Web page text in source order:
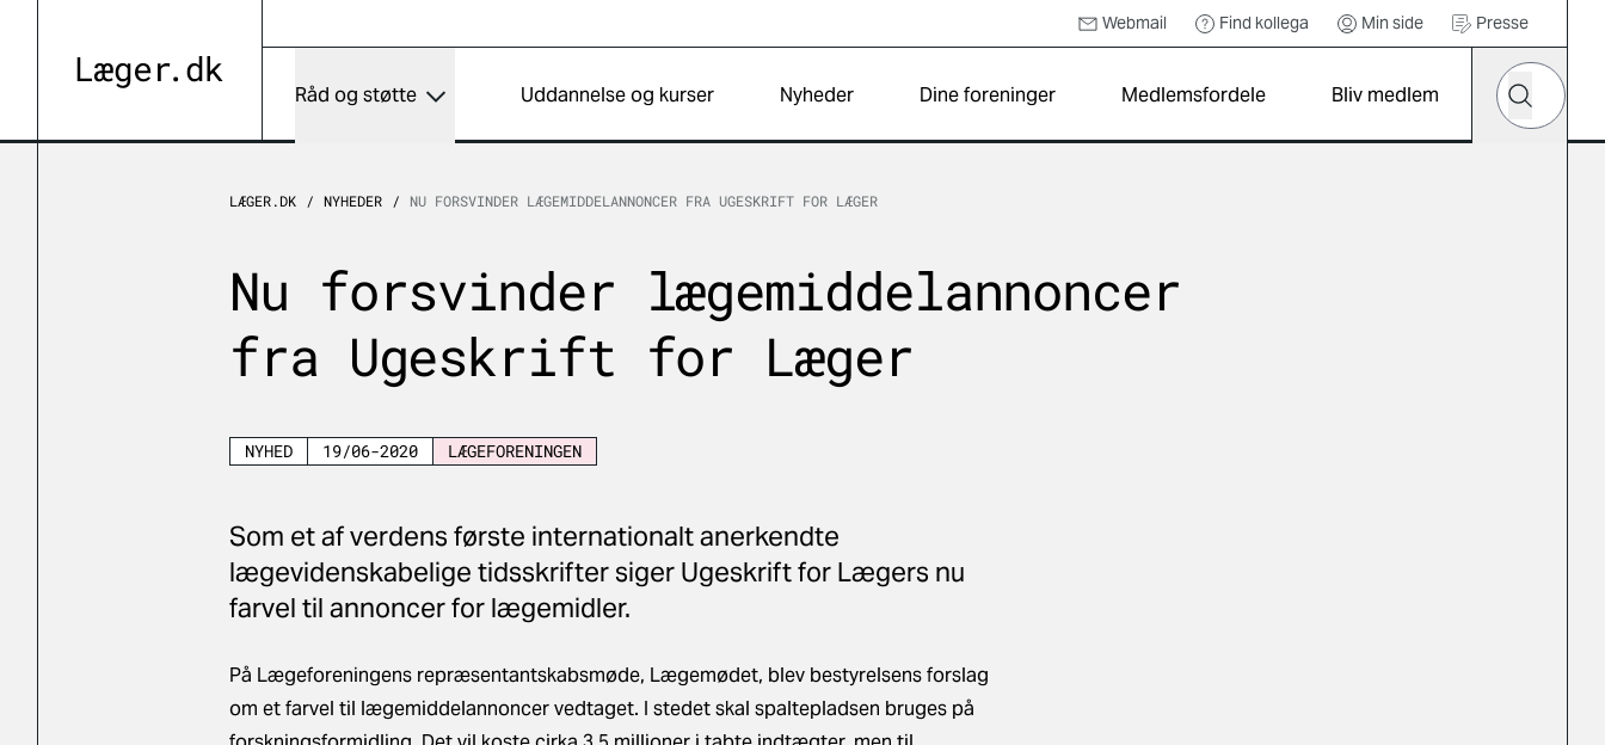
Webmail Find kollega Min side Presse
Råd og støtte Uddannelse og kurser Nyheder Dine foreninger Medlemsfordele Bliv medlem
Hvad leder
Søg
LÆGER.DK NYHEDER NU FORSVINDER LÆGEMIDDELANNONCER FRA UGESKRIFT FOR LÆGER
Nu forsvinder lægemiddelannoncer
fra Ugeskrift for Læger
NYHED 19/06-2020 LÆGEFORENINGEN
Som et af verdens første internationalt anerkendte
lægevidenskabelige tidsskrifter siger Ugeskrift for Lægers nu
farvel til annoncer for lægemidler.
På Lægeforeningens repræsentantskabsmøde, Lægemødet, blev bestyrelsens forslag
om et farvel til lægemiddelannoncer vedtaget. I stedet skal spaltepladsen bruges på